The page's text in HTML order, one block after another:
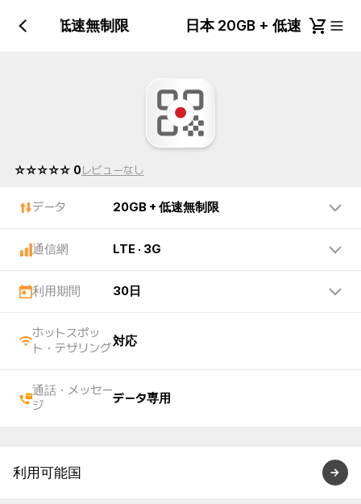
+ 低速無制限 日本 20GB + 低速無制限
☆☆☆☆☆ 0レビューなし
データ 20GB + 低速無制限
通信網 LTE · 3G
利用期間 30日
ホットスポッ
ト・テザリング
対応
通話・メッセー
ジ
データ専用
利用可能国